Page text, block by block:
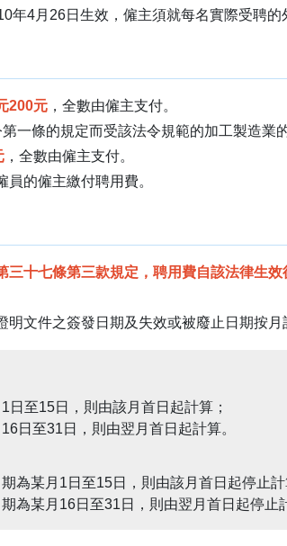
年4月26日生效，僱主須就每名實際受聘的
200元，全數由僱主支付。
一條的規定而受該法令規範的加工製造業
，全數由僱主支付。
員的僱主繳付聘用費。
三十七條第三款規定，聘用費自該法律生
明文件之簽發日期及失效或被廢止日期按月
日至15日，則由該月首日起計算；
日至31日，則由翌月首日起計算。
為某月1日至15日，則由該月首日起停止計
為某月16日至31日，則由翌月首日起停止